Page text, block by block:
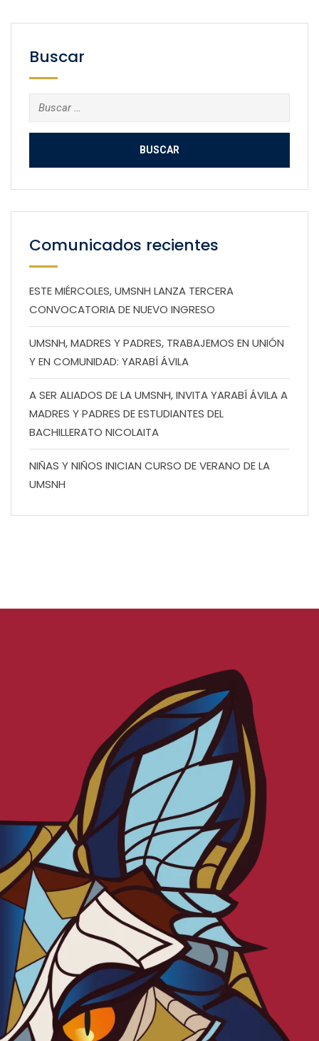
Buscar
Buscar:
Comunicados recientes
ESTE MIÉRCOLES, UMSNH LANZA TERCERA
CONVOCATORIA DE NUEVO INGRESO
UMSNH, MADRES Y PADRES, TRABAJEMOS EN UNIÓN
Y EN COMUNIDAD: YARABÍ ÁVILA
A SER ALIADOS DE LA UMSNH, INVITA YARABÍ ÁVILA A
MADRES Y PADRES DE ESTUDIANTES DEL
BACHILLERATO NICOLAITA
NIÑAS Y NIÑOS INICIAN CURSO DE VERANO DE LA
UMSNH